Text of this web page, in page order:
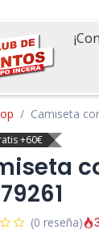
Camiseta
+60€
(0 reseña)